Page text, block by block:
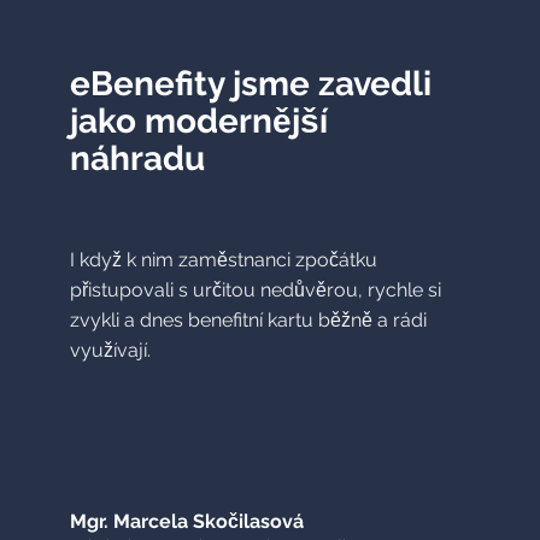
eBenefity jsme zavedli
jako modernější
náhradu
I když k nim zaměstnanci zpočátku
přistupovali s určitou nedůvěrou, rychle si
zvykli a dnes benefitní kartu běžně a rádi
využívají.
Mgr. Marcela Skočilasová